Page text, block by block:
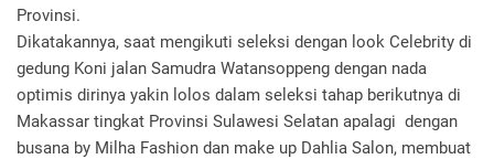
Provinsi.
Dikatakannya, saat mengikuti seleksi dengan look Celebrity di
gedung Koni jalan Samudra Watansoppeng dengan nada
optimis dirinya yakin lolos dalam seleksi tahap berikutnya di
Makassar tingkat Provinsi Sulawesi Selatan apalagi dengan
busana by Milha Fashion dan make up Dahlia Salon, membuat